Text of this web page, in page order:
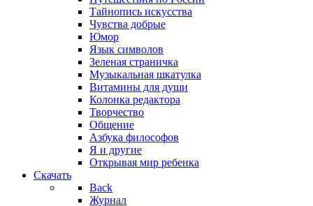
Тайнопись искусства
Чувства добрые
Юмор
Язык символов
Зеленая страничка
Музыкальная шкатулка
Витамины для души
Колонка редактора
Творчество
Общение
Азбука философов
Я и другие
Открывая мир ребенка
Скачать
Back
Журнал